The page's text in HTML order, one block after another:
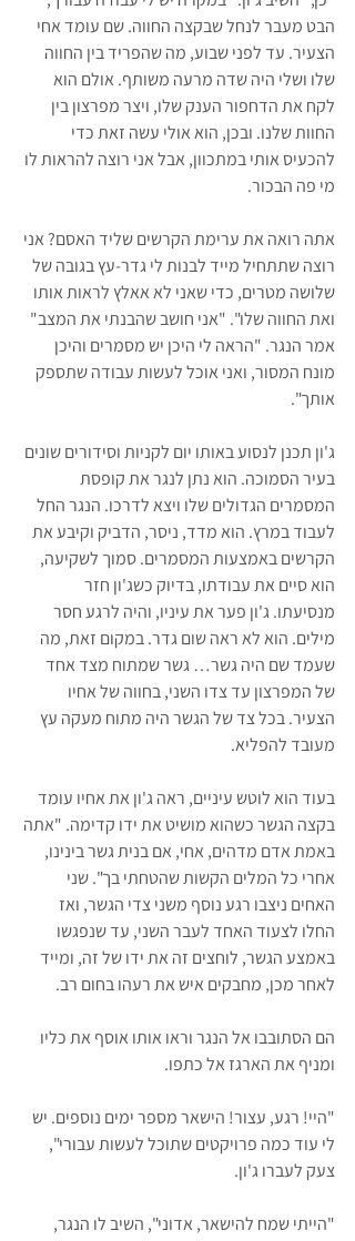
הבט מעבר לנחל שבקצה החווה. שם עומד אחי
הצעיר. עד לפני שבוע, מה שהפריד בין החווה
שלו ושלי היה שדה מרעה משותף. אולם הוא
לקח את הדחפור הענק שלו, ויצר מפרצון בין
החוות שלנו. ובכן, הוא אולי עשה זאת כדי
להכעיס אותי במתכוון, אבל אני רוצה להראות לו
מי פה הבכור.
אתה רואה את ערימת הקרשים שליד האסם? אני
רוצה שתתחיל מייד לבנות לי גדר-עץ בגובה של
שלושה מטרים, כדי שאני לא אאלץ לראות אותו
ואת החווה שלו". "אני חושב שהבנתי את המצב"
אמר הנגר. "הראה לי היכן יש מסמרים והיכן
מונח המסור, ואני אוכל לעשות עבודה שתספק
אותך".
ג'ון תכנן לנסוע באותו יום לקניות וסידורים שונים
בעיר הסמוכה. הוא נתן לנגר את קופסת
המסמרים הגדולים שלו ויצא לדרכו. הנגר החל
לעבוד במרץ. הוא מדד, ניסר, הדביק וקיבע את
הקרשים באמצעות המסמרים. סמוך לשקיעה,
הוא סיים את עבודתו, בדיוק כשג'ון חזר
מנסיעתו. ג'ון פער את עיניו, והיה לרגע חסר
מילים. הוא לא ראה שום גדר. במקום זאת, מה
שעמד שם היה גשר… גשר שמתוח מצד אחד
של המפרצון עד צדו השני, בחווה של אחיו
הצעיר. בכל צד של הגשר היה מתוח מעקה עץ
מעובד להפליא.
בעוד הוא לוטש עיניים, ראה ג'ון את אחיו עומד
בקצה הגשר כשהוא מושיט את ידו קדימה. "אתה
באמת אדם מדהים, אחי, אם בנית גשר בינינו,
אחרי כל המלים הקשות שהטחתי בך". שני
האחים ניצבו רגע נוסף משני צדי הגשר, ואז
החלו לצעוד האחד לעבר השני, עד שנפגשו
באמצע הגשר, לוחצים זה את ידו של זה, ומייד
לאחר מכן, מחבקים איש את רעהו בחום רב.
הם הסתובבו אל הנגר וראו אותו אוסף את כליו
ומניף את הארגז אל כתפו.
"היי! רגע, עצור! הישאר מספר ימים נוספים. יש
לי עוד כמה פרויקטים שתוכל לעשות עבורי",
צעק לעברו ג'ון.
"הייתי שמח להישאר, אדוני", השיב לו הנגר,